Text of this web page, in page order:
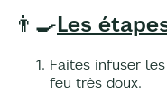
👨‍🍳Les
Faites infuser
feu très doux.